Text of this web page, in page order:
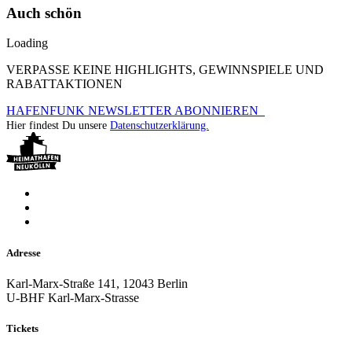
Auch schön
Loading
VERPASSE KEINE HIGHLIGHTS, GEWINNSPIELE UND
RABATTAKTIONEN
HAFENFUNK NEWSLETTER ABONNIEREN
Hier findest Du unsere Datenschutzerklärung.
Adresse
Karl-Marx-Straße 141, 12043 Berlin
U-BHF Karl-Marx-Strasse
Tickets